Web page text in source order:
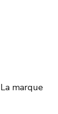
La marque